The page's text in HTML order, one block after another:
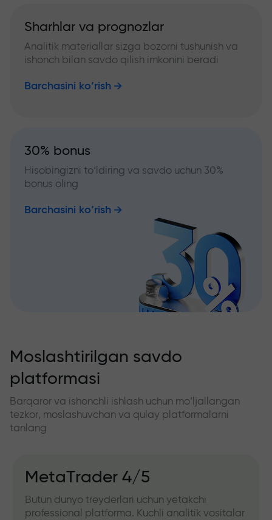
Sharhlar va prognozlar
Analitik materiallar sizga bozorni tushunish va
ishonch bilan savdo qilish imkonini beradi
Barchasini ko‘rish
30% bonus
Hisobingizni to‘ldiring va savdo uchun 30%
bonus oling
Barchasini ko‘rish
Moslashtirilgan savdo
platformasi
Barqaror va ishonchli ishlash uchun mo‘ljallangan
tezkor, moslashuvchan va qulay platformalarni
tanlang
MetaTrader 4/5
Butun dunyo treyderlari uchun yetakchi
professional platforma. Kuchli analitik vositalar